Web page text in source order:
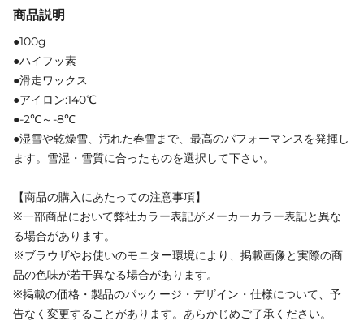
商品説明
●100g
●ハイフッ素
●滑走ワックス
●アイロン:140℃
●-2℃～-8℃
●湿雪や乾燥雪、汚れた春雪まで、最高のパフォーマンスを発揮し
ます。雪湿・雪質に合ったものを選択して下さい。
【商品の購入にあたっての注意事項】
※一部商品において弊社カラー表記がメーカーカラー表記と異な
る場合があります。
※ブラウザやお使いのモニター環境により、掲載画像と実際の商
品の色味が若干異なる場合があります。
※掲載の価格・製品のパッケージ・デザイン・仕様について、予
告なく変更することがあります。あらかじめご了承ください。